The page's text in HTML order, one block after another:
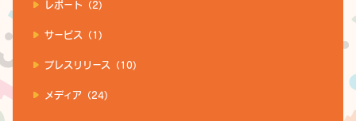
レポート（2)
サービス（1)
プレスリリース（10)
メディア（24)